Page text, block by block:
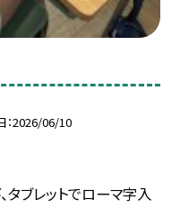
2026/06/10
タブレットでローマ字入